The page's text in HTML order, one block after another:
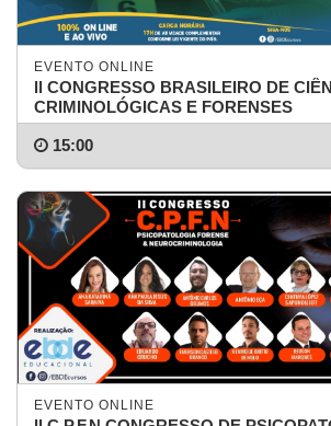
EVENTO ONLINE
ll CONGRESSO BRASILEIRO DE
CRIMINOLÓGICAS E FORENSES
15:00
EVENTO ONLINE